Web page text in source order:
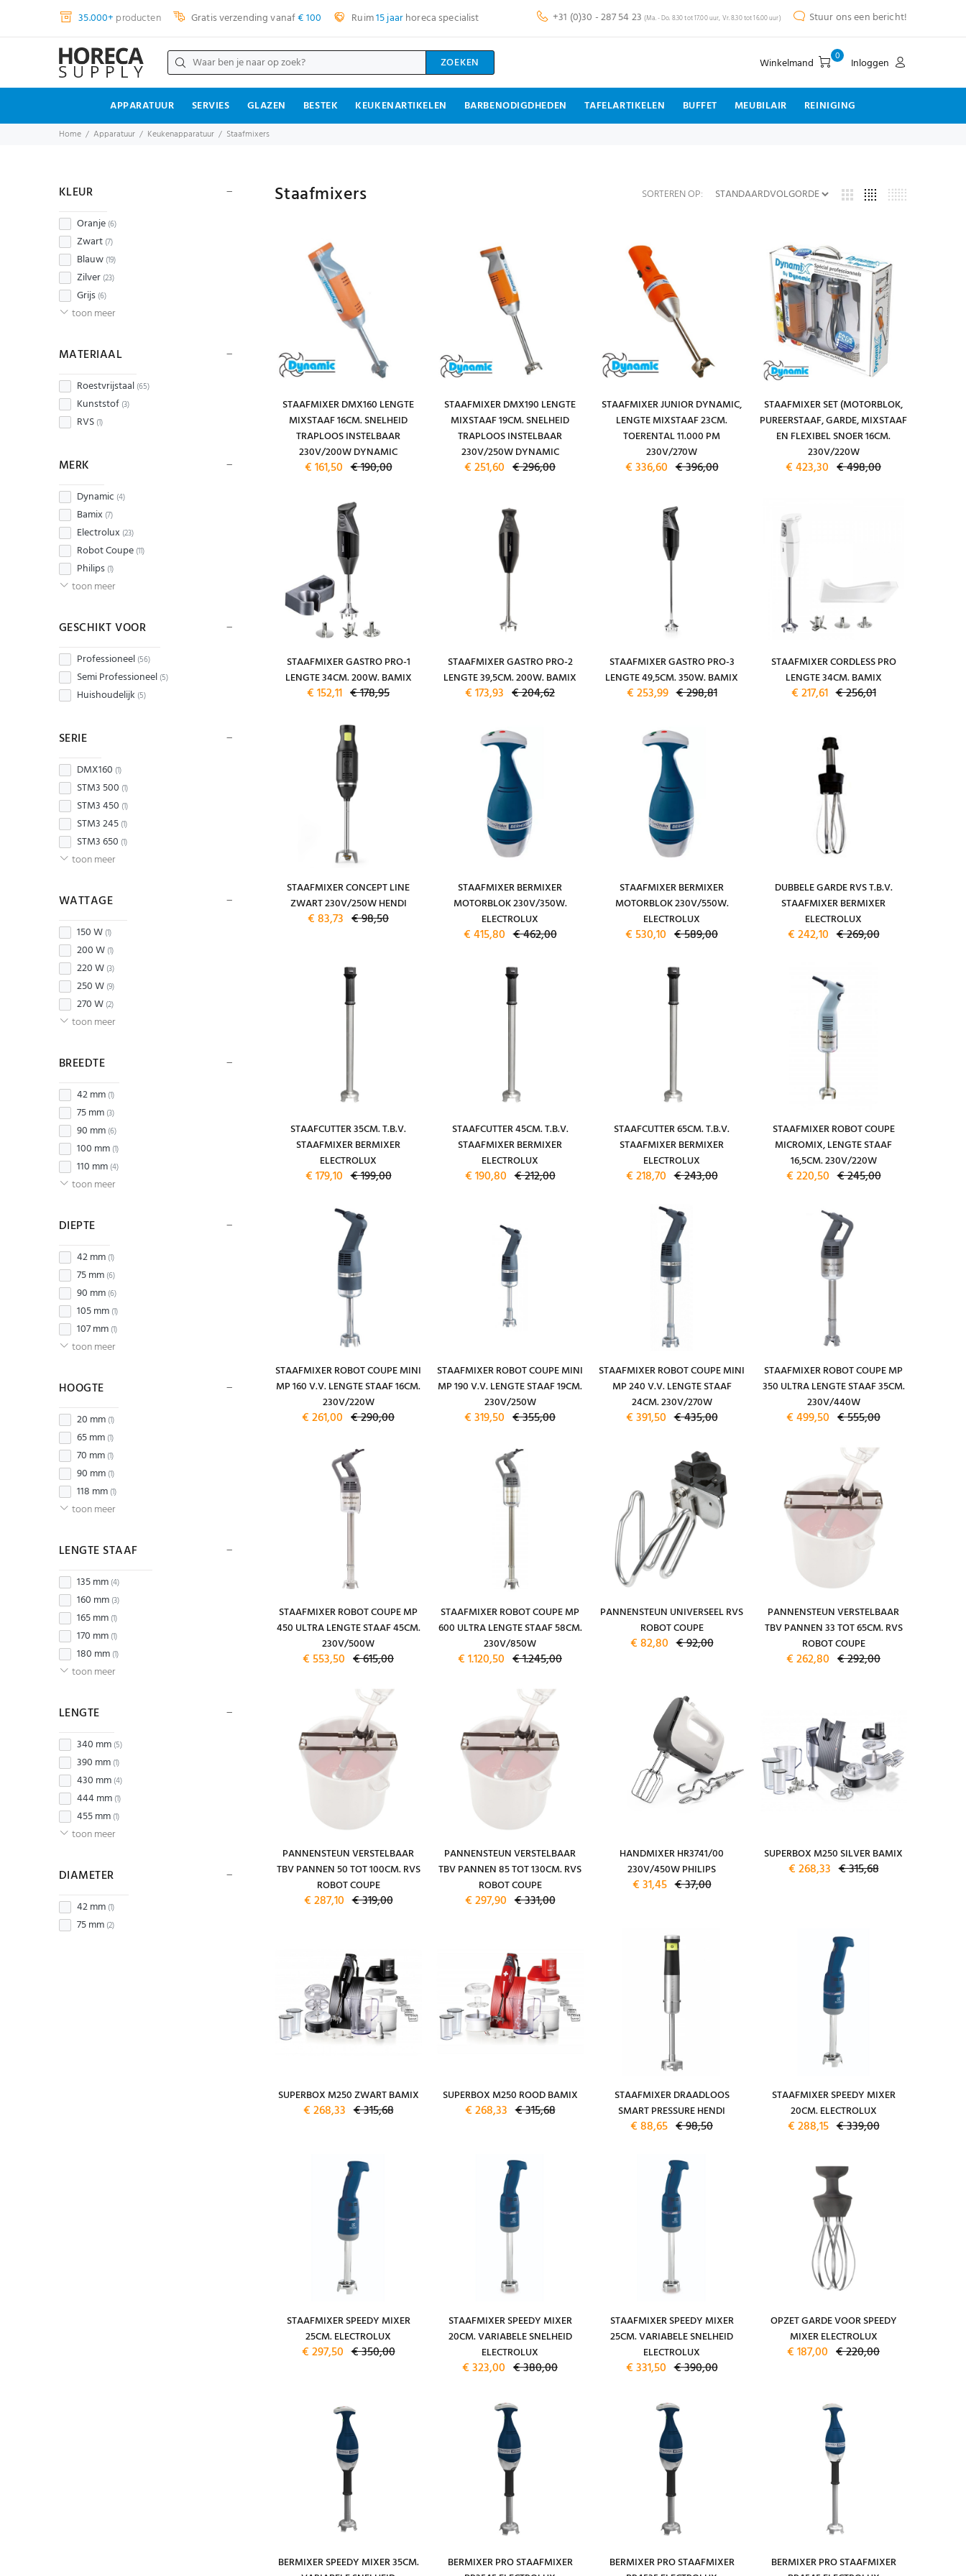
35.000+ producten Gratis verzending vanaf€ 100 Ruim15 jaarhoreca specialist +31 (0)30 - 287 54 23 (Ma. - Do. 8.30 tot 17.00 uur, Vr. 8.30 tot 16.00 uur) Stuur ons een bericht!
ZOEKEN Winkelmand 0 Inloggen
APPARATUUR SERVIES GLAZEN BESTEK KEUKENARTIKELEN BARBENODIGDHEDEN TAFELARTIKELEN BUFFET MEUBILAIR REINIGING
Home Apparatuur Keukenapparatuur Staafmixers
KLEUR
Oranje (6)
Zwart (7)
Blauw (19)
Zilver (23)
Grijs (6)
toon meer
MATERIAAL
Roestvrijstaal (65)
Kunststof (3)
RVS (1)
MERK
Dynamic (4)
Bamix (7)
Electrolux (23)
Robot Coupe (11)
Philips (1)
toon meer
GESCHIKT VOOR
Professioneel (56)
Semi Professioneel (5)
Huishoudelijk (5)
SERIE
DMX160 (1)
STM3 500 (1)
STM3 450 (1)
STM3 245 (1)
STM3 650 (1)
toon meer
WATTAGE
150 W (1)
200 W (1)
220 W (3)
250 W (9)
270 W (2)
toon meer
BREEDTE
42 mm (1)
75 mm (3)
90 mm (6)
100 mm (1)
110 mm (4)
toon meer
DIEPTE
42 mm (1)
75 mm (6)
90 mm (6)
105 mm (1)
107 mm (1)
toon meer
HOOGTE
20 mm (1)
65 mm (1)
70 mm (1)
90 mm (1)
118 mm (1)
toon meer
LENGTE STAAF
135 mm (4)
160 mm (3)
165 mm (1)
170 mm (1)
180 mm (1)
toon meer
LENGTE
340 mm (5)
390 mm (1)
430 mm (4)
444 mm (1)
455 mm (1)
toon meer
DIAMETER
42 mm (1)
75 mm (2)
Staafmixers SORTEREN OP:
STAAFMIXER DMX160 LENGTE
MIXSTAAF 16CM. SNELHEID
TRAPLOOS INSTELBAAR
230V/200W DYNAMIC
€ 161,50 € 190,00
STAAFMIXER DMX190 LENGTE
MIXSTAAF 19CM. SNELHEID
TRAPLOOS INSTELBAAR
230V/250W DYNAMIC
€ 251,60 € 296,00
STAAFMIXER JUNIOR DYNAMIC,
LENGTE MIXSTAAF 23CM.
TOERENTAL 11.000 PM
230V/270W
€ 336,60 € 396,00
STAAFMIXER SET (MOTORBLOK,
PUREERSTAAF, GARDE, MIXSTAAF
EN FLEXIBEL SNOER 16CM.
230V/220W
€ 423,30 € 498,00
STAAFMIXER GASTRO PRO-1
LENGTE 34CM. 200W. BAMIX
€ 152,11 € 178,95
STAAFMIXER GASTRO PRO-2
LENGTE 39,5CM. 200W. BAMIX
€ 173,93 € 204,62
STAAFMIXER GASTRO PRO-3
LENGTE 49,5CM. 350W. BAMIX
€ 253,99 € 298,81
STAAFMIXER CORDLESS PRO
LENGTE 34CM. BAMIX
€ 217,61 € 256,01
STAAFMIXER CONCEPT LINE
ZWART 230V/250W HENDI
€ 83,73 € 98,50
STAAFMIXER BERMIXER
MOTORBLOK 230V/350W.
ELECTROLUX
€ 415,80 € 462,00
STAAFMIXER BERMIXER
MOTORBLOK 230V/550W.
ELECTROLUX
€ 530,10 € 589,00
DUBBELE GARDE RVS T.B.V.
STAAFMIXER BERMIXER
ELECTROLUX
€ 242,10 € 269,00
STAAFCUTTER 35CM. T.B.V.
STAAFMIXER BERMIXER
ELECTROLUX
€ 179,10 € 199,00
STAAFCUTTER 45CM. T.B.V.
STAAFMIXER BERMIXER
ELECTROLUX
€ 190,80 € 212,00
STAAFCUTTER 65CM. T.B.V.
STAAFMIXER BERMIXER
ELECTROLUX
€ 218,70 € 243,00
STAAFMIXER ROBOT COUPE
MICROMIX, LENGTE STAAF
16,5CM. 230V/220W
€ 220,50 € 245,00
STAAFMIXER ROBOT COUPE MINI
MP 160 V.V. LENGTE STAAF 16CM.
230V/220W
€ 261,00 € 290,00
STAAFMIXER ROBOT COUPE MINI
MP 190 V.V. LENGTE STAAF 19CM.
230V/250W
€ 319,50 € 355,00
STAAFMIXER ROBOT COUPE MINI
MP 240 V.V. LENGTE STAAF
24CM. 230V/270W
€ 391,50 € 435,00
STAAFMIXER ROBOT COUPE MP
350 ULTRA LENGTE STAAF 35CM.
230V/440W
€ 499,50 € 555,00
STAAFMIXER ROBOT COUPE MP
450 ULTRA LENGTE STAAF 45CM.
230V/500W
€ 553,50 € 615,00
STAAFMIXER ROBOT COUPE MP
600 ULTRA LENGTE STAAF 58CM.
230V/850W
€ 1.120,50 € 1.245,00
PANNENSTEUN UNIVERSEEL RVS
ROBOT COUPE
€ 82,80 € 92,00
PANNENSTEUN VERSTELBAAR
TBV PANNEN 33 TOT 65CM. RVS
ROBOT COUPE
€ 262,80 € 292,00
PANNENSTEUN VERSTELBAAR
TBV PANNEN 50 TOT 100CM. RVS
ROBOT COUPE
€ 287,10 € 319,00
PANNENSTEUN VERSTELBAAR
TBV PANNEN 85 TOT 130CM. RVS
ROBOT COUPE
€ 297,90 € 331,00
HANDMIXER HR3741/00
230V/450W PHILIPS
€ 31,45 € 37,00
SUPERBOX M250 SILVER BAMIX
€ 268,33 € 315,68
SUPERBOX M250 ZWART BAMIX
€ 268,33 € 315,68
SUPERBOX M250 ROOD BAMIX
€ 268,33 € 315,68
STAAFMIXER DRAADLOOS
SMART PRESSURE HENDI
€ 88,65 € 98,50
STAAFMIXER SPEEDY MIXER
20CM. ELECTROLUX
€ 288,15 € 339,00
STAAFMIXER SPEEDY MIXER
25CM. ELECTROLUX
€ 297,50 € 350,00
STAAFMIXER SPEEDY MIXER
20CM. VARIABELE SNELHEID
ELECTROLUX
€ 323,00 € 380,00
STAAFMIXER SPEEDY MIXER
25CM. VARIABELE SNELHEID
ELECTROLUX
€ 331,50 € 390,00
OPZET GARDE VOOR SPEEDY
MIXER ELECTROLUX
€ 187,00 € 220,00
BERMIXER SPEEDY MIXER 35CM.
BERMIXER PRO STAAFMIXER
BERMIXER PRO STAAFMIXER
BERMIXER PRO STAAFMIXER